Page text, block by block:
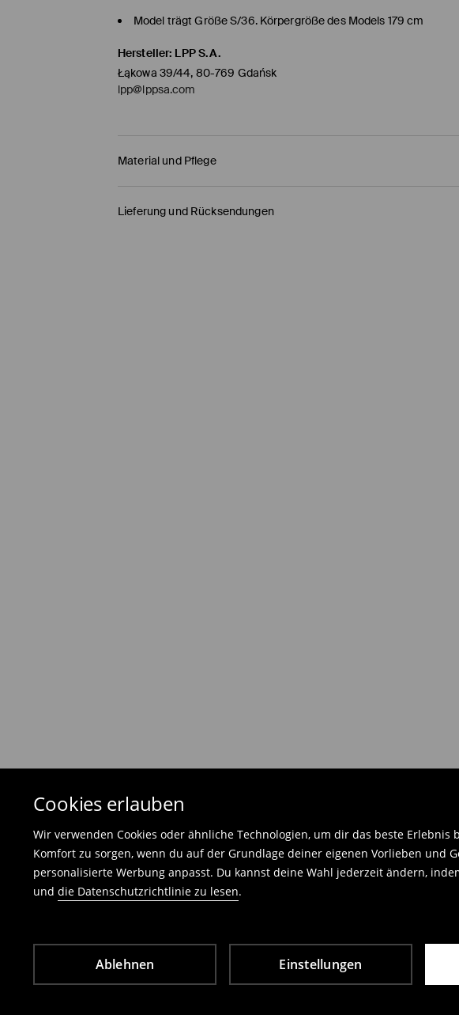
Cookies erlauben
Wir verwenden Cookies oder ähnliche Technologien, um dir das beste
Komfort zu sorgen, wenn du auf der Grundlage deiner eigenen Vorlieben
personalisierte Werbung anpasst. Du kannst deine Wahl jederzeit ändern,
und die Datenschutzrichtlinie zu lesen.
Ablehnen Einstellungen
Model trägt Größe S/36. Körpergröße des Models 179 cm
Hersteller: LPP S.A.
Łąkowa 39/44, 80-769 Gdańsk
lpp@lppsa.com
Material und Pflege
ERSTER ARTIKEL ERSTES FUTTER
ERSTER ARTIKEL ERSTER STOFF: 98% BAUMWOLLE, 2% ELASTHAN
Lieferung und Rücksendungen